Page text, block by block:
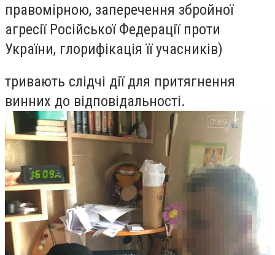
правомірною, заперечення збройної
агресії Російської Федерації проти
України, глорифікація її учасників)
тривають слідчі дії для притягнення
винних до відповідальності.